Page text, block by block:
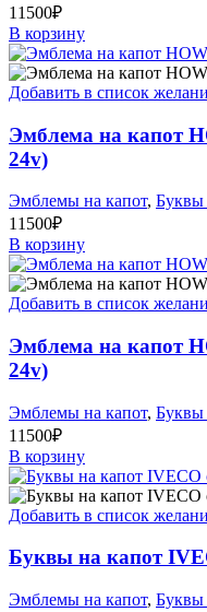
11500₽
В корзину
Добавить в список
Эмблема на капот
24v)
Эмблемы на капот, Буквы
11500₽
В корзину
Добавить в список
Эмблема на капот
24v)
Эмблемы на капот, Буквы
11500₽
В корзину
Добавить в список
Буквы на капот
Эмблемы на капот, Буквы